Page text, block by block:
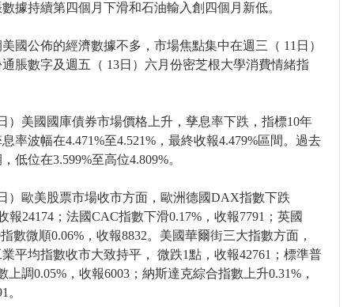
據持續第四個月下滑和石油輸入創四個月新低。
國公佈的經濟數據不多，市場焦點集中在週三（ 11日）
脹數字及週五（ 13日）六月份密芝根大學消費情緒指
）美國國庫債券市場價格上升，孳息率下跌，指標10年
率波幅在4.471%至4.521%，最終收報4.479%區間。過去
低位在3.599%至高位4.809%。
）歐美股票市場收市方面，歐洲德國DAX指數下跌
報24174；法國CAC指數下滑0.17%，收報7791；英國
數微順0.06%，收報8832。美國華爾街三大指數方面，
平均指數收市大致持平， 微跌1點，收報42761；標準普
上調0.05%，收報6003；納斯達克綜合指數上升0.31%，
。